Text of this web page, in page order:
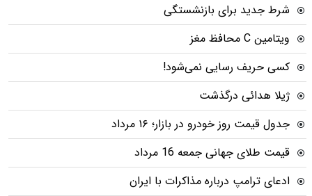
شرط جدید برای بازنشستگی
ویتامین C محافظ مغز
کسی حریف رسایی نمی‌شود!
ژیلا هدائی درگذشت
جدول قیمت روز خودرو در بازار؛ ۱۶ مرداد
قیمت طلای جهانی جمعه 16 مرداد
ادعای ترامپ درباره مذاکرات با ایران